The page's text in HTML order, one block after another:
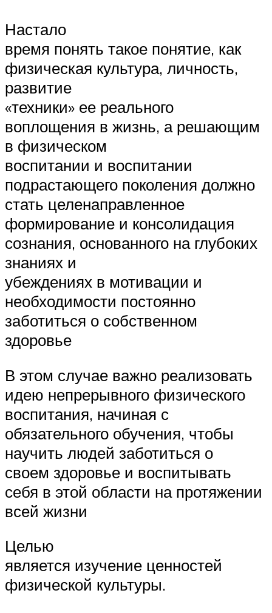
Настало
время понять такое понятие, как
физическая культура, личность,
развитие
«техники» ее реального
воплощения в жизнь, а решающим
в физическом
воспитании и воспитании
подрастающего поколения должно
стать целенаправленное
формирование и консолидация
сознания, основанного на глубоких
знаниях и
убеждениях в мотивации и
необходимости постоянно
заботиться о собственном
здоровье
В этом случае важно реализовать
идею непрерывного физического
воспитания, начиная с
обязательного обучения, чтобы
научить людей заботиться о
своем здоровье и воспитывать
себя в этой области на протяжении
всей жизни
Целью
является изучение ценностей
физической культуры.